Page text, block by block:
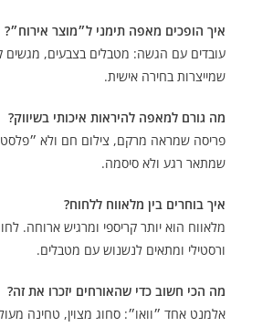
איך הופכים מאפה תימני ל״מוצר אירוח״?
עובדים עם הגשה: מטבלים בצבעים, מגשים
שמייצרות בחירה אישית.
מה גורם למאפה להיראות איכותי בשיווק?
פריסה שמראה מרקם, צילום חם ולא
שמתאר רגע ולא סיסמה.
איך בוחרים בין מלאווח ללחוח?
מלאווח הוא יותר קריספי ומרגיש ארוחה.
ורסטילי ומתאים לנשנוש עם מטבלים.
מה הכי חשוב כדי שהאורחים יזכרו את זה?
אלמנט אחד ״וואו״: סחוג מצוין, טחינה